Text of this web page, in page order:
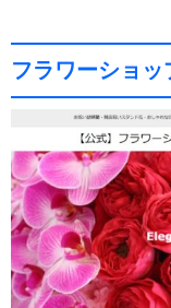
フラワーショッ